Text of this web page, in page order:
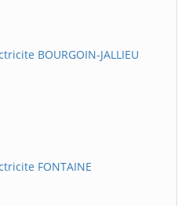
BOURGOIN-JALLIEU
FONTAINE